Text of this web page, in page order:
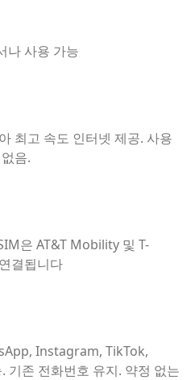
나 사용 가능
최고 속도 인터넷 제공. 사용
음.
은 AT&T Mobility 및 T-
결됩니다
Instagram, TikTok,
기존 전화번호 유지. 약정 없는